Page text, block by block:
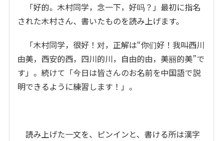
「好的。木村同学，念一下，好吗？」最初に指名
された木村さん、書いたものを読み上げます。
「木村同学，很好！对，正解は“你们好！我叫西川
由美，西安的西，四川的川，自由的由，美丽的美”で
す」。続けて「今日は皆さんのお名前を中国語で説
明できるように練習します！」。
読み上げた一文を、ピンインと、書ける所は漢字